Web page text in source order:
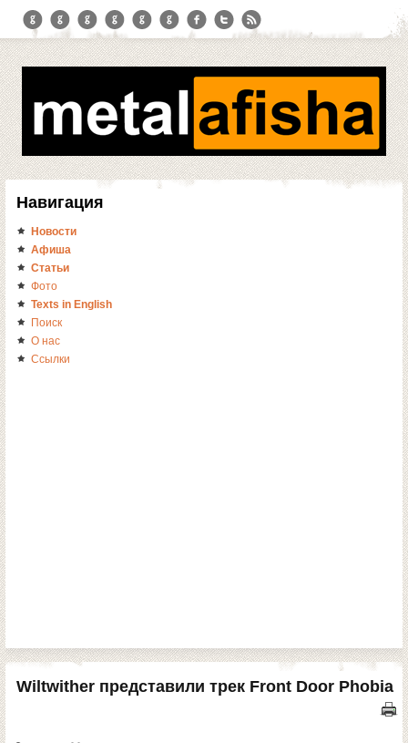
Навигация
Новости
Афиша
Статьи
Фото
Texts in English
Поиск
О нас
Ссылки
Wiltwither представили трек Front Door Phobia